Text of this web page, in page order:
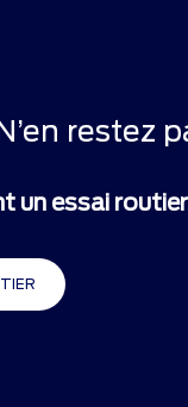
restez
un essai